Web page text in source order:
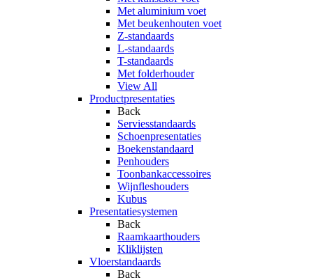
Met aluminium voet
Met beukenhouten voet
Z-standaards
L-standaards
T-standaards
Met folderhouder
View All
Productpresentaties
Back
Serviesstandaards
Schoenpresentaties
Boekenstandaard
Penhouders
Toonbankaccessoires
Wijnfleshouders
Kubus
Presentatiesystemen
Back
Raamkaarthouders
Kliklijsten
Vloerstandaards
Back